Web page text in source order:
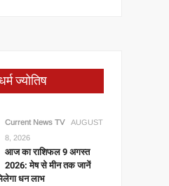
ज्योतिष
Current News TV
AUGUST
8, 2026
आज का राशिफल 9 अगस्त
2026: मेष से मीन तक जानें
धन लाभ